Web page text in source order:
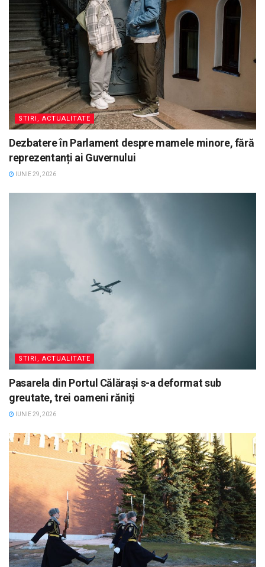
STIRI, ACTUALITATE
Dezbatere în Parlament despre mamele minore, fără
reprezentanți ai Guvernului
IUNIE 29, 2026
STIRI, ACTUALITATE
Pasarela din Portul Călărași s-a deformat sub
greutate, trei oameni răniți
IUNIE 29, 2026